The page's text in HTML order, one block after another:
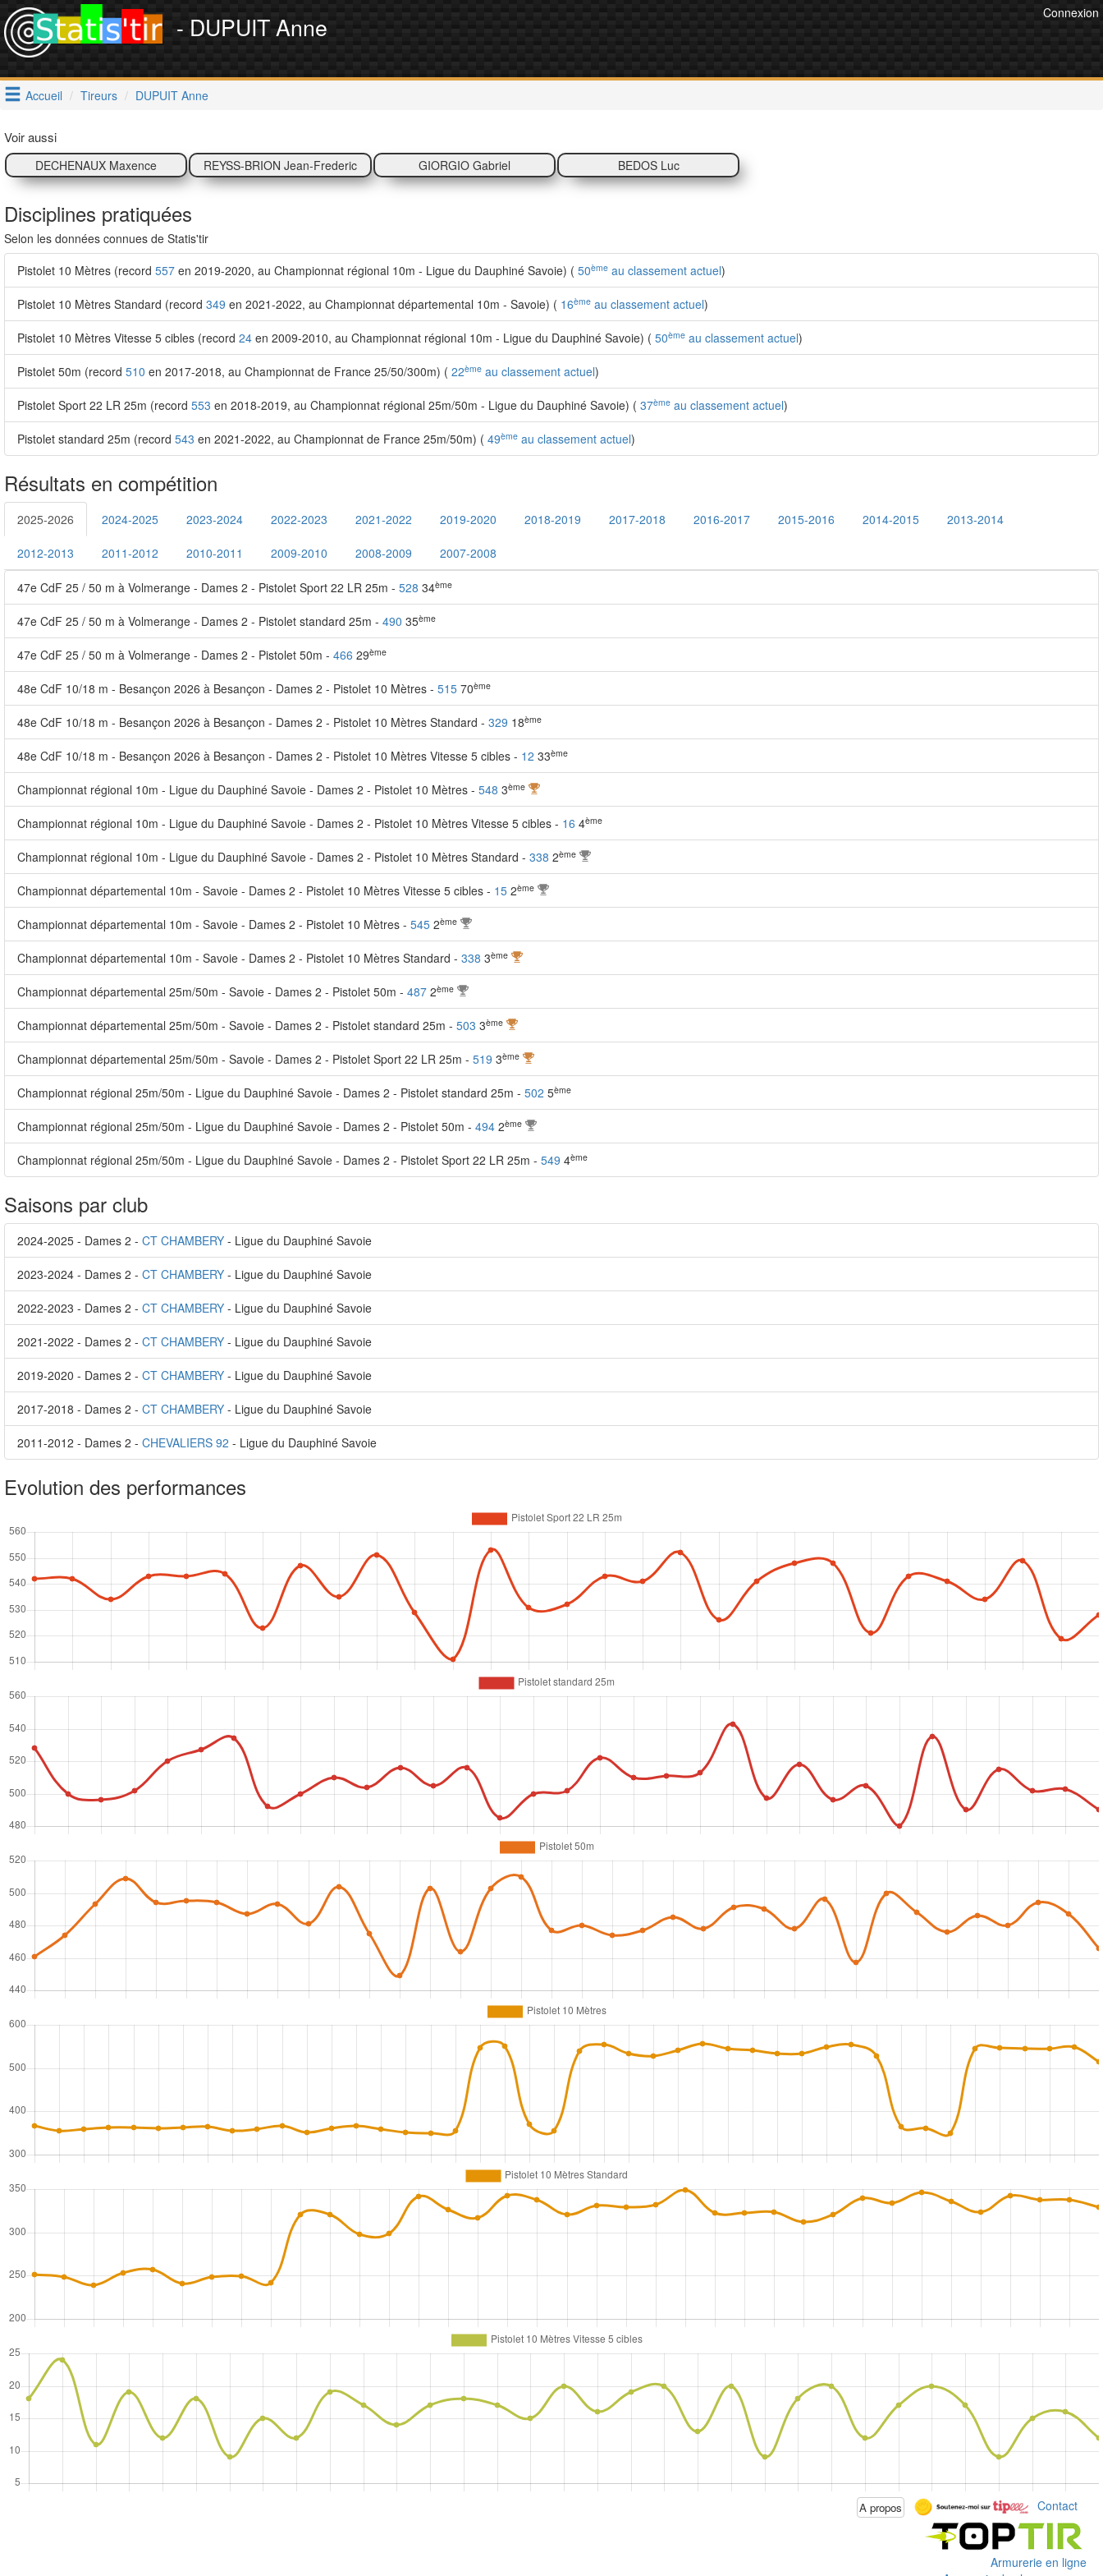
Connexion
- DUPUIT Anne
Accueil Tireurs DUPUIT Anne
Voir aussi
DECHENAUX Maxence REYSS-BRION Jean-Frederic GIORGIO Gabriel BEDOS Luc
Disciplines pratiquées
Selon les données connues de Statis'tir
Pistolet 10 Mètres (record 557 en 2019-2020, au Championnat régional 10m - Ligue du Dauphiné Savoie) ( 50ème au classement actuel)
Pistolet 10 Mètres Standard (record 349 en 2021-2022, au Championnat départemental 10m - Savoie) ( 16ème au classement actuel)
Pistolet 10 Mètres Vitesse 5 cibles (record 24 en 2009-2010, au Championnat régional 10m - Ligue du Dauphiné Savoie) ( 50ème au classement actuel)
Pistolet 50m (record 510 en 2017-2018, au Championnat de France 25/50/300m) ( 22ème au classement actuel)
Pistolet Sport 22 LR 25m (record 553 en 2018-2019, au Championnat régional 25m/50m - Ligue du Dauphiné Savoie) ( 37ème au classement actuel)
Pistolet standard 25m (record 543 en 2021-2022, au Championnat de France 25m/50m) ( 49ème au classement actuel)
Résultats en compétition
2025-2026 2024-2025 2023-2024 2022-2023 2021-2022 2019-2020 2018-2019 2017-2018 2016-2017 2015-2016 2014-2015 2013-2014
2012-2013 2011-2012 2010-2011 2009-2010 2008-2009 2007-2008
47e CdF 25 / 50 m à Volmerange - Dames 2 - Pistolet Sport 22 LR 25m - 528 34ème
47e CdF 25 / 50 m à Volmerange - Dames 2 - Pistolet standard 25m - 490 35ème
47e CdF 25 / 50 m à Volmerange - Dames 2 - Pistolet 50m - 466 29ème
48e CdF 10/18 m - Besançon 2026 à Besançon - Dames 2 - Pistolet 10 Mètres - 515 70ème
48e CdF 10/18 m - Besançon 2026 à Besançon - Dames 2 - Pistolet 10 Mètres Standard - 329 18ème
48e CdF 10/18 m - Besançon 2026 à Besançon - Dames 2 - Pistolet 10 Mètres Vitesse 5 cibles - 12 33ème
Championnat régional 10m - Ligue du Dauphiné Savoie - Dames 2 - Pistolet 10 Mètres - 548 3ème
Championnat régional 10m - Ligue du Dauphiné Savoie - Dames 2 - Pistolet 10 Mètres Vitesse 5 cibles - 16 4ème
Championnat régional 10m - Ligue du Dauphiné Savoie - Dames 2 - Pistolet 10 Mètres Standard - 338 2ème
Championnat départemental 10m - Savoie - Dames 2 - Pistolet 10 Mètres Vitesse 5 cibles - 15 2ème
Championnat départemental 10m - Savoie - Dames 2 - Pistolet 10 Mètres - 545 2ème
Championnat départemental 10m - Savoie - Dames 2 - Pistolet 10 Mètres Standard - 338 3ème
Championnat départemental 25m/50m - Savoie - Dames 2 - Pistolet 50m - 487 2ème
Championnat départemental 25m/50m - Savoie - Dames 2 - Pistolet standard 25m - 503 3ème
Championnat départemental 25m/50m - Savoie - Dames 2 - Pistolet Sport 22 LR 25m - 519 3ème
Championnat régional 25m/50m - Ligue du Dauphiné Savoie - Dames 2 - Pistolet standard 25m - 502 5ème
Championnat régional 25m/50m - Ligue du Dauphiné Savoie - Dames 2 - Pistolet 50m - 494 2ème
Championnat régional 25m/50m - Ligue du Dauphiné Savoie - Dames 2 - Pistolet Sport 22 LR 25m - 549 4ème
Saisons par club
2024-2025 - Dames 2 - CT CHAMBERY - Ligue du Dauphiné Savoie
2023-2024 - Dames 2 - CT CHAMBERY - Ligue du Dauphiné Savoie
2022-2023 - Dames 2 - CT CHAMBERY - Ligue du Dauphiné Savoie
2021-2022 - Dames 2 - CT CHAMBERY - Ligue du Dauphiné Savoie
2019-2020 - Dames 2 - CT CHAMBERY - Ligue du Dauphiné Savoie
2017-2018 - Dames 2 - CT CHAMBERY - Ligue du Dauphiné Savoie
2011-2012 - Dames 2 - CHEVALIERS 92 - Ligue du Dauphiné Savoie
Evolution des performances
A propos Contact
Armurerie en ligne